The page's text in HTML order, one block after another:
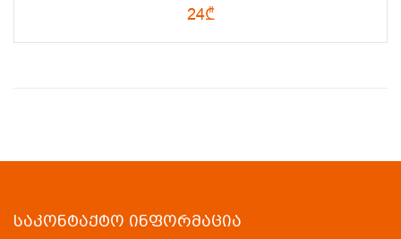
24₾
ᲡᲐᲙᲝᲜᲢᲐᲥᲢᲝ ᲘᲜᲤᲝᲠᲛᲐᲪᲘᲐ